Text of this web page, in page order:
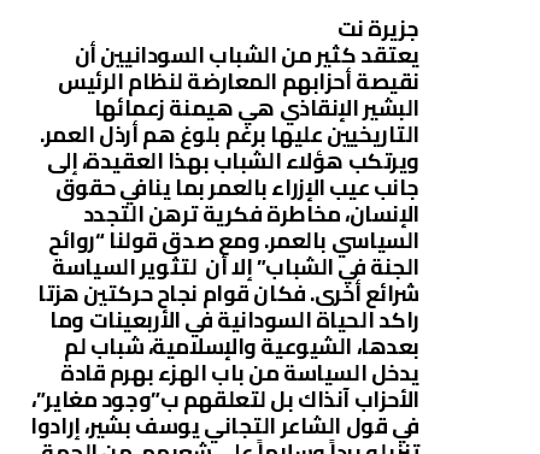
جزيرة نت
يعتقد كثير من الشباب السودانيين أن
نقيصة أحزابهم المعارضة لنظام الرئيس
البشير الإنقاذي هي هيمنة زعمائها
التاريخيين عليها برغم بلوغ هم أرذل العمر.
ويرتكب هؤلاء الشباب بهذا العقيدة، إلى
جانب عيب الإزراء بالعمر بما ينافي حقوق
الإنسان، مخاطرة فكرية ترهن التجدد
السياسي بالعمر. ومع صدق قولنا “روائح
الجنة في الشباب” إلا أن لتثوير السياسة
شرائع أخرى. فكان قوام نجاح حركتين هزتا
راكد الحياة السودانية في الأربعينات وما
بعدها، الشيوعية والإسلامية، شباب لم
يدخل السياسة من باب الهزء بهرم قادة
الأحزاب آنذاك بل لتعلقهم ب”وجود مغاير”،
في قول الشاعر التجاني يوسف بشير، إرادوا